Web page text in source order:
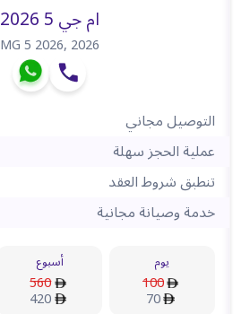
ام جي 5 2026
MG 5 2026,2026
التوصيل مجاني
عملية الحجز سهلة
تنطبق شروط العقد
خدمة وصيانة مجانية
يوم
100
70
أسبوع
560
420